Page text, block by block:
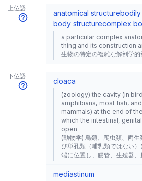
上位語
anatomical structurebodily
body structurecomplex
a particular complex
thing and its construction
生物の特定の複雑な解剖学
下位語
cloaca
(zoology) the cavity (in
amphibians, most fish,
mammals) at the end of
which the intestinal,
open
(動物学) 鳥類、爬虫類、両
び単孔類（哺乳類ではない
端に位置し、腸管、生殖器
mediastinum